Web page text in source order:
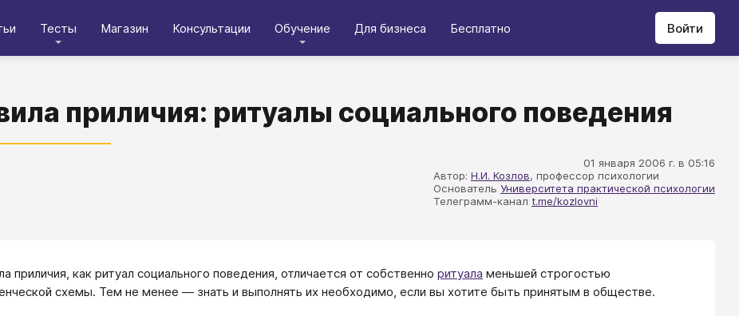
Тесты Магазин Консультации Обучение Для бизнеса Бесплатно Войти
приличия: ритуалы социального поведения
01 января 2006 г. в 05:16
Автор: Н.И. Козлов, профессор психологии
Основатель Университета практической психологии
Телеграмм-канал t.me/kozlovni
приличия, как ритуал социального поведения, отличается от собственно ритуала меньшей строгостью
схемы. Тем не менее — знать и выполнять их необходимо, если вы хотите быть принятым в обществе.